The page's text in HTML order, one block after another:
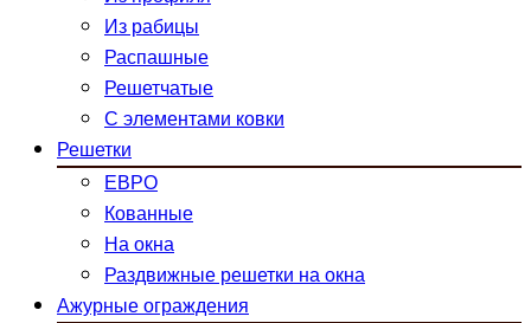
Из рабицы
Распашные
Решетчатые
С элементами ковки
Решетки
ЕВРО
Кованные
На окна
Раздвижные решетки на окна
Ажурные ограждения